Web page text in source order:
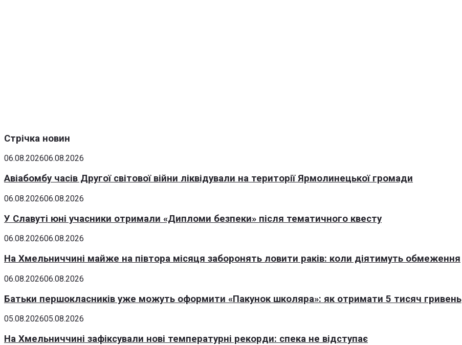
Стрічка новин
06.08.202606.08.2026
Авіабомбу часів Другої світової війни ліквідували на території Ярмолинецької громади
06.08.202606.08.2026
У Славуті юні учасники отримали «Дипломи безпеки» після тематичного квесту
06.08.202606.08.2026
На Хмельниччині майже на півтора місяця заборонять ловити раків: коли діятимуть обмеження
06.08.202606.08.2026
Батьки першокласників уже можуть оформити «Пакунок школяра»: як отримати 5 тисяч гривень
05.08.202605.08.2026
На Хмельниччині зафіксували нові температурні рекорди: спека не відступає